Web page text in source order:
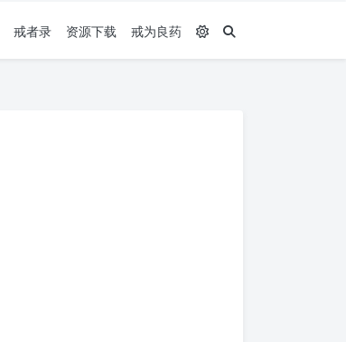
戒者录 资源下载 戒为良药